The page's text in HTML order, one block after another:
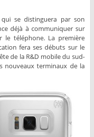
se distinguera par son
déjà à communiquer sur
le téléphone. La première
fera ses débuts sur le
de la R&D mobile du sud-
nouveaux terminaux de la